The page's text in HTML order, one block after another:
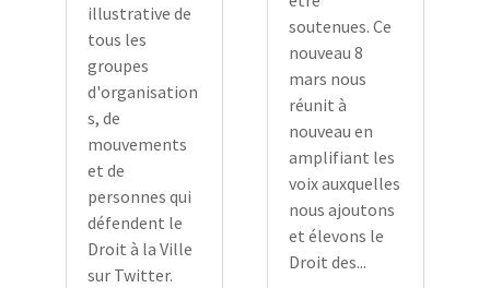
illustrative de
tous les
groupes
d'organisation
s, de
mouvements
et de
personnes qui
défendent le
Droit à la Ville
sur Twitter.
soutenues. Ce
nouveau 8
mars nous
réunit à
nouveau en
amplifiant les
voix auxquelles
nous ajoutons
et élevons le
Droit des...